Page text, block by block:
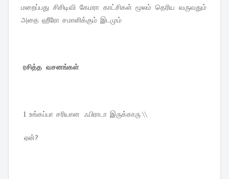
மறைப்பது சிசிடிவி கேமரா காட்சிகள் மூலம் தெரிய வருவதும்
அதை ஹீரோ சமாளிக்கும் இடமும்
ரசித்த வசனங்கள்
1 உங்கப்பா சரியான ஃபிராடா இருக்காரு \\
ஏன்?